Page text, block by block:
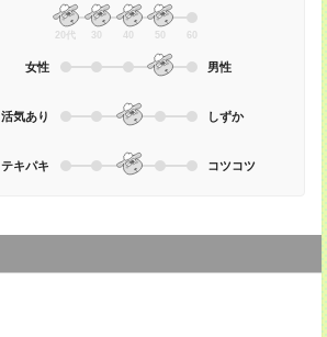
20代 30 40 50 60
女性 男性
活気あり しずか
テキパキ コツコツ